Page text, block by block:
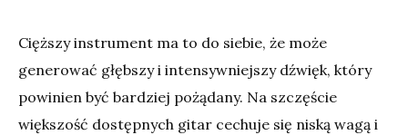
Cięższy instrument ma to do siebie, że może
generować głębszy i intensywniejszy dźwięk, który
powinien być bardziej pożądany. Na szczęście
większość dostępnych gitar cechuje się niską wagą i